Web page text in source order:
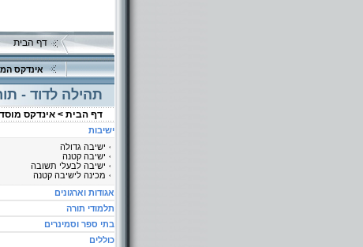
דף הבית
אינדקס
תהילה לדוד -
דף הבית > אינדקס
ישיבות
ישיבה גדולה
ישיבה קטנה
ישיבה לבעלי תשובה
מכינה לישיבה קטנה
אגודות וארגונים
תלמודי תורה
בתי ספר וסמינרים
כוללים